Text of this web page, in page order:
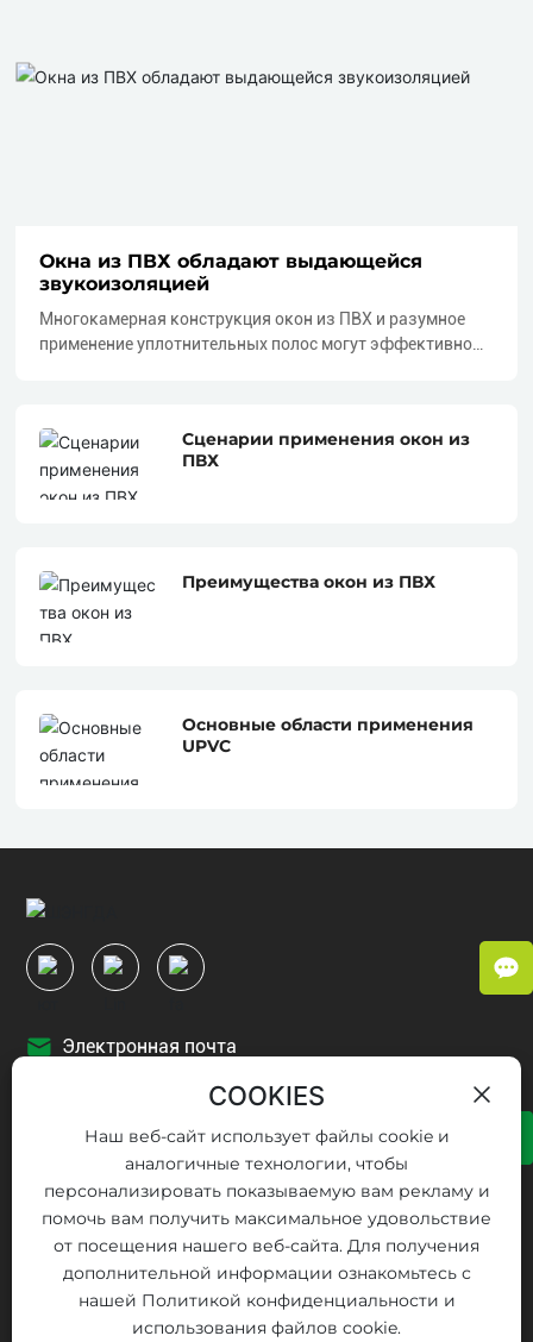
Окна из ПВХ обладают выдающейся
звукоизоляцией
Многокамерная конструкция окон из ПВХ и разумное
применение уплотнительных полос могут эффективно
создавая спокойное пространство внутри помещения.
Сценарии применения окон из
ПВХ
Преимущества окон из ПВХ
Основные области применения
UPVC
Электронная почта
sdzt@shengdaprofiles.com
WhatsApp
+86-13785255778
Адрес
№ 3879, Северный проспект Лэкай, зона высоких
технологий, город Баодин, провинция Хэбэй, Китай
COOKIES
Наш веб-сайт использует файлы cookie и
аналогичные технологии, чтобы
персонализировать показываемую вам рекламу и
помочь вам получить максимальное удовольствие
от посещения нашего веб-сайта. Для получения
дополнительной информации ознакомьтесь с
нашей Политикой конфиденциальности и
использования файлов cookie.